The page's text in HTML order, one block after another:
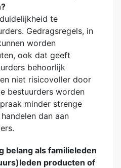
te
Gedragsregels, in
worden
ook dat geeft
behoorlijk
niet risicovoller door
bestuurders worden
minder strenge
dan aan
belang als familieleden
producten of